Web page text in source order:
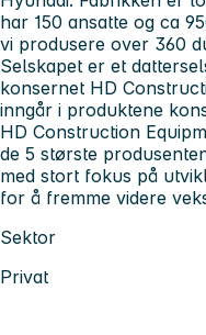
har 150 ansatte og ca
vi produsere over 360
Selskapet er et
konsernet HD
inngår i produktene
HD Construction
de 5 største
med stort fokus på
for å fremme videre
Sektor
Privat